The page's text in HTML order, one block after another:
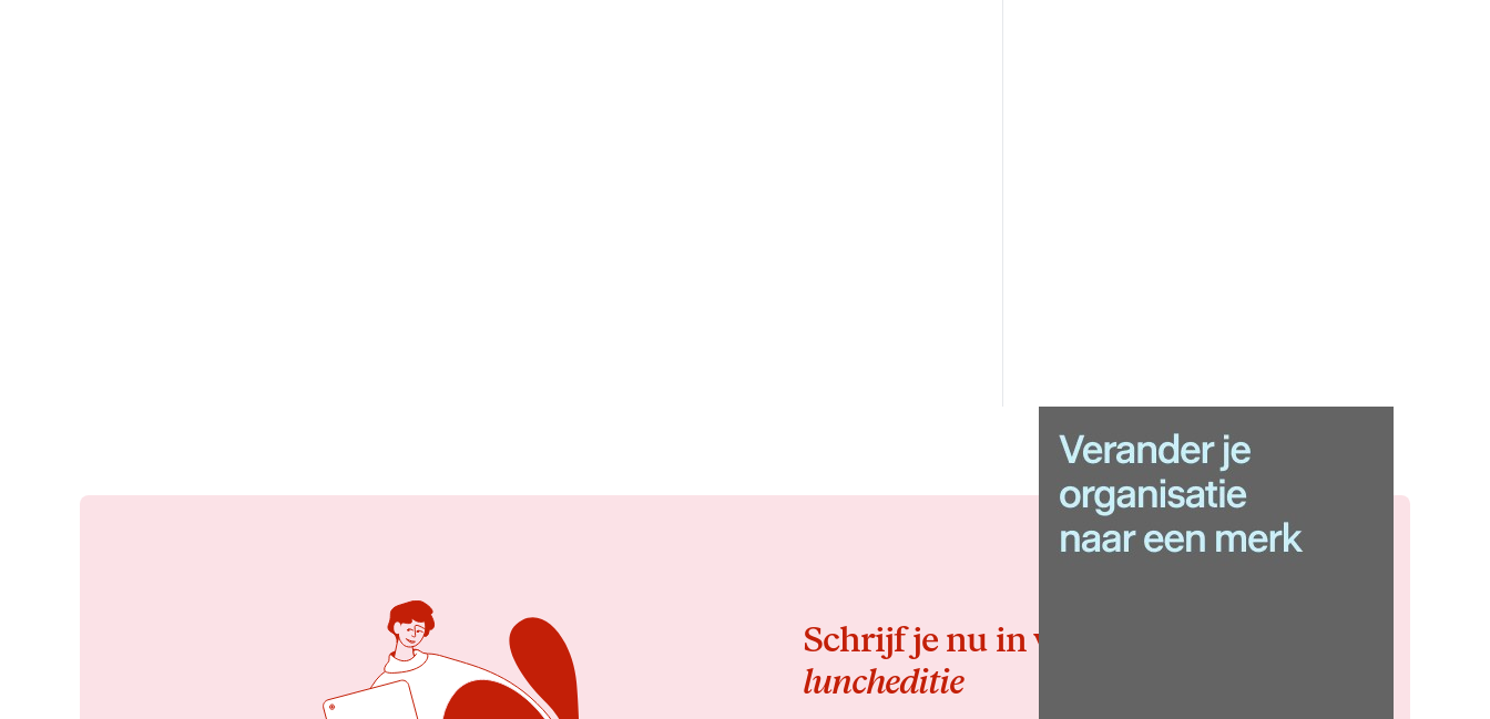
Schrijf je nu in voor de
luncheditie